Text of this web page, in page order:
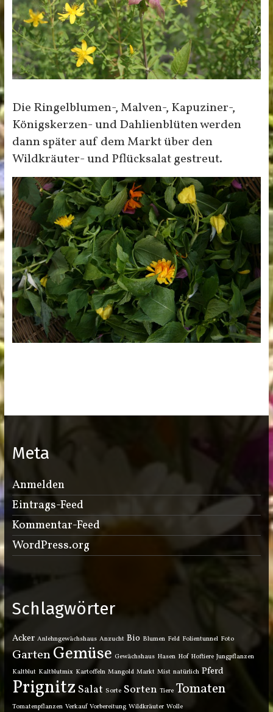
Die Ringelblumen-, Malven-, Kapuziner-,
Königskerzen- und Dahlienblüten werden
dann später auf dem Markt über den
Wildkräuter- und Pflücksalat gestreut.
Meta
Anmelden
Eintrags-Feed
Kommentar-Feed
WordPress.org
Schlagwörter
Acker Anlehngewächshaus Anzucht Bio Blumen Feld Folientunnel Foto
GartenGemüse Gewächshaus Hasen Hof Hoftiere Jungpflanzen
Kaltblut Kaltblutmix Kartoffeln Mangold Markt Mist natürlich Pferd
Prignitz Salat Sorte Sorten Tiere Tomaten
Tomatenpflanzen Verkauf Vorbereitung Wildkräuter Wolle